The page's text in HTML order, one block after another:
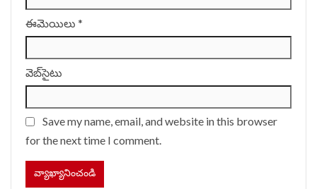
ఈమెయిలు *
వెబ్‌సైటు
Save my name, email, and website in this browser
for the next time I comment.